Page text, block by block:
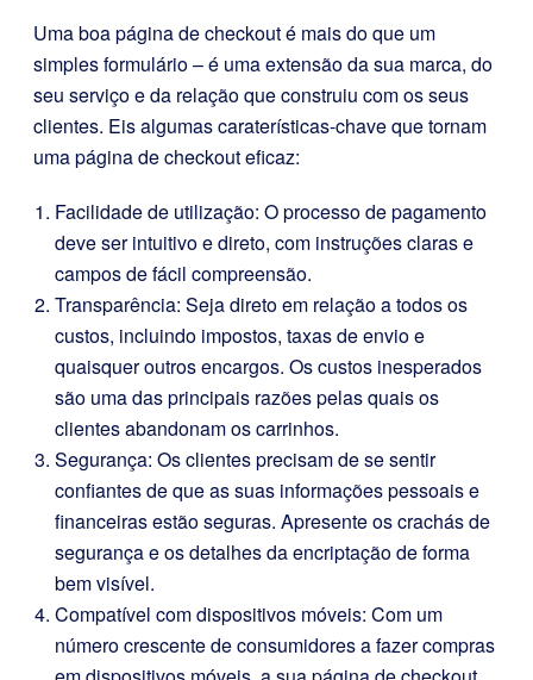
Uma boa página de checkout é mais do que um
simples formulário – é uma extensão da sua marca, do
seu serviço e da relação que construiu com os seus
clientes. Eis algumas caraterísticas-chave que tornam
uma página de checkout eficaz:
Facilidade de utilização: O processo de pagamento
deve ser intuitivo e direto, com instruções claras e
campos de fácil compreensão.
Transparência: Seja direto em relação a todos os
custos, incluindo impostos, taxas de envio e
quaisquer outros encargos. Os custos inesperados
são uma das principais razões pelas quais os
clientes abandonam os carrinhos.
Segurança: Os clientes precisam de se sentir
confiantes de que as suas informações pessoais e
financeiras estão seguras. Apresente os crachás de
segurança e os detalhes da encriptação de forma
bem visível.
Compatível com dispositivos móveis: Com um
número crescente de consumidores a fazer compras